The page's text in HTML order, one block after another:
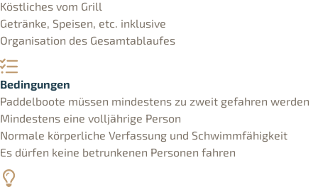
Köstliches vom Grill
Getränke, Speisen, etc. inklusive
Organisation des Gesamtablaufes
Bedingungen
Paddelboote müssen mindestens zu zweit gefahren werden
Mindestens eine volljährige Person
Normale körperliche Verfassung und Schwimmfähigkeit
Es dürfen keine betrunkenen Personen fahren